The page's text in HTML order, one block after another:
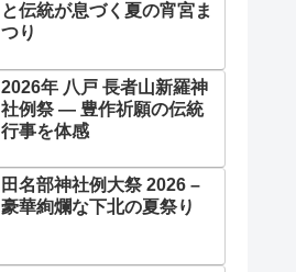
と伝統が息づく夏の宵宮ま
つり
2026年 八戸 長者山新羅神
社例祭 ― 豊作祈願の伝統
行事を体感
田名部神社例大祭 2026 –
豪華絢爛な下北の夏祭り